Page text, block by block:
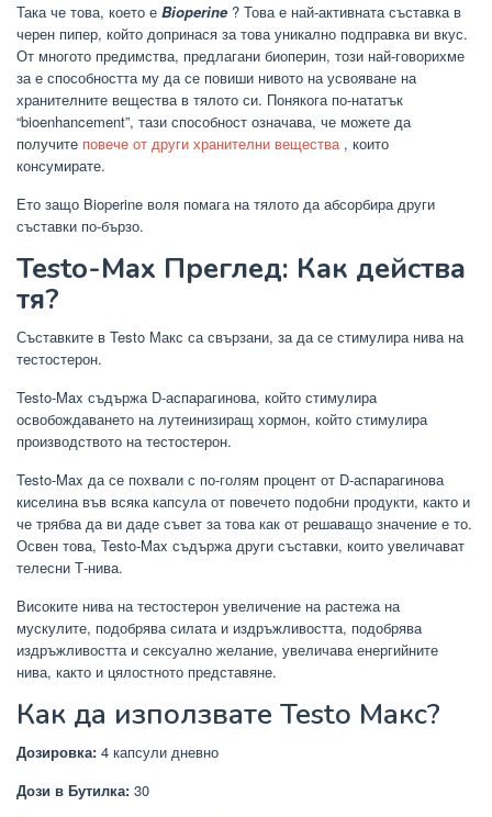
Така че това, което е Bioperine? Това е най-активната съставка в
черен пипер, който допринася за това уникално подправка ви вкус.
От многото предимства, предлагани биоперин, този най-говорихме
за е способността му да се повиши нивото на усвояване на
хранителните вещества в тялото си. Понякога по-нататък
“bioenhancement”, тази способност означава, че можете да
получите повече от други хранителни вещества, които
консумирате.
Ето защо Bioperine воля помага на тялото да абсорбира други
съставки по-бързо.
Testo-Max Преглед: Как действа
тя?
Съставките в Testo Макс са свързани, за да се стимулира нива на
тестостерон.
Testo-Max съдържа D-аспарагинова, който стимулира
освобождаването на лутеинизиращ хормон, който стимулира
производството на тестостерон.
Testo-Max да се похвали с по-голям процент от D-аспарагинова
киселина във всяка капсула от повечето подобни продукти, както и
че трябва да ви даде съвет за това как от решаващо значение е то.
Освен това, Testo-Max съдържа други съставки, които увеличават
телесни Т-нива.
Високите нива на тестостерон увеличение на растежа на
мускулите, подобрява силата и издръжливостта, подобрява
издръжливостта и сексуално желание, увеличава енергийните
нива, както и цялостното представяне.
Как да използвате Testo Макс?
Дозировка: 4 капсули дневно
Дози в Бутилка: 30